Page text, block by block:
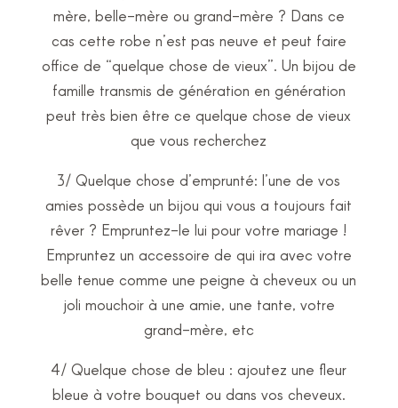
mère, belle-mère ou grand-mère ? Dans ce
cas cette robe n’est pas neuve et peut faire
office de “quelque chose de vieux”. Un bijou de
famille transmis de génération en génération
peut très bien être ce quelque chose de vieux
que vous recherchez
3/ Quelque chose d’emprunté: l’une de vos
amies possède un bijou qui vous a toujours fait
rêver ? Empruntez-le lui pour votre mariage !
Empruntez un accessoire de qui ira avec votre
belle tenue comme une peigne à cheveux ou un
joli mouchoir à une amie, une tante, votre
grand-mère, etc
4/ Quelque chose de bleu : ajoutez une fleur
bleue à votre bouquet ou dans vos cheveux.